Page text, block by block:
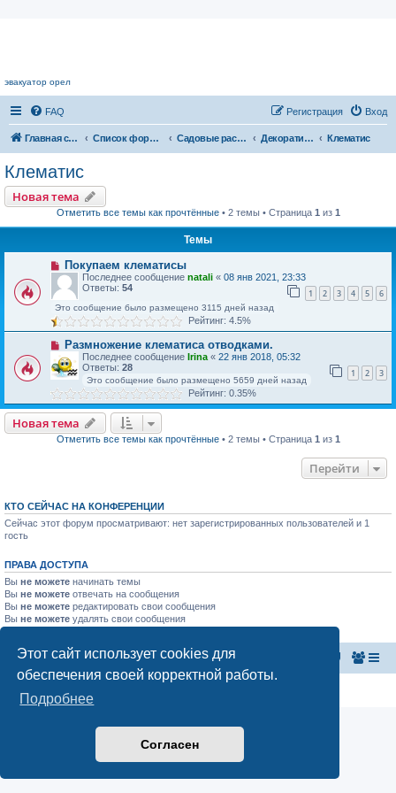
Этот сайт использует cookies для
обеспечения своей корректной работы.
Подробнее
Согласен
эвакуатор орел
FAQ Вход
Регистрация
Главная страница Список форумов Садовые растения Декоративные кустарники Клематис
Клематис
Новая тема
Отметить все темы как прочтённые• 2 темы • Страница 1 из 1
Темы
Покупаем клематисы
Последнее сообщение natali « 08 янв 2021, 23:33
Ответы: 54 1 2 3 4 5 6
Это сообщение было размещено 3115 дней назад
Рейтинг: 4.5%
Размножение клематиса отводками.
Последнее сообщение Irina « 22 янв 2018, 05:32
Ответы: 28 1 2 3
Это сообщение было размещено 5659 дней назад
Рейтинг: 0.35%
Новая тема
Отметить все темы как прочтённые• 2 темы • Страница 1 из 1
Перейти
КТО СЕЙЧАС НА КОНФЕРЕНЦИИ
Сейчас этот форум просматривают: нет зарегистрированных пользователей и 1
гость
ПРАВА ДОСТУПА
Вы не можете начинать темы
Вы не можете отвечать на сообщения
Вы не можете редактировать свои сообщения
Вы не можете удалять свои сообщения
Главная страница Список форумов